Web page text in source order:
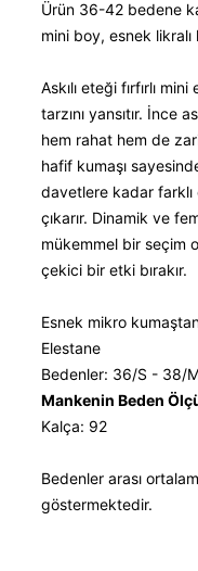
Ürün 36-42 bedene
mini boy, esnek likralı
Askılı eteği fırfırlı
tarzını yansıtır. İnce
hem rahat hem de
hafif kumaşı
davetlere kadar farklı
çıkarır. Dinamik ve
mükemmel bir seçim
çekici bir etki bırakır.
Esnek mikro
Elestane
Bedenler: 36/S - 38/
Mankenin Beden
Kalça: 92
Bedenler arası
göstermektedir.